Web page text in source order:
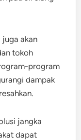
juga akan
tokoh
program
dampak
jangka
dapat